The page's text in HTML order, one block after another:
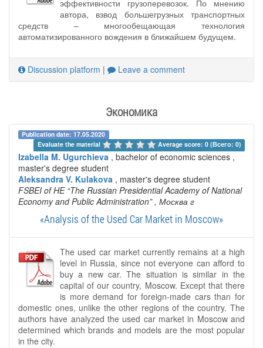
эффективности грузоперевозок. По мнению
автора, взвод большегрузных транспортных
средств – многообещающая технология
автоматизированного вождения в ближайшем будущем.
Discussion platform | Leave a comment
Экономика
Publication date: 17.05.2020
Evaluate the material
Average score: 0 (Всего: 0)
Izabella M. Ugurchieva , bachelor of economic sciences ,
master's degree student
Aleksandra V. Kulakova , master's degree student
FSBEI of HE “The Russian Presidential Academy of National
Economy and Public Administration” , Москва г
«Analysis of the Used Car Market in Moscow»
The used car market currently remains at a high
level in Russia, since not everyone can afford to
buy a new car. The situation is similar in the
capital of our country, Moscow. Except that there
is more demand for foreign-made cars than for
domestic ones, unlike the other regions of the country. The
authors have analyzed the used car market in Moscow and
determined which brands and models are the most popular
in the city.